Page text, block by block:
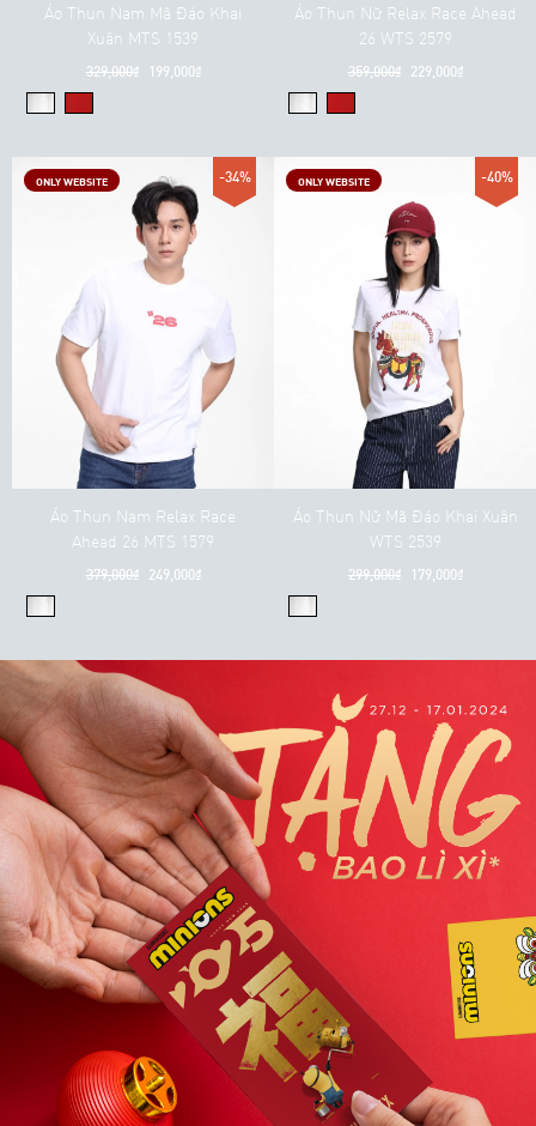
Áo Thun Nam Mã Đáo Khai
Xuân MTS 1539
329,000₫ 199,000₫
ONLY WEBSITE -34%
Áo Thun Nam Relax Race
Ahead 26 MTS 1579
379,000₫ 249,000₫
Áo Thun Nữ Relax Race Ahead
26 WTS 2579
359,000₫ 229,000₫
ONLY WEBSITE -40%
Áo Thun Nữ Mã Đáo Khai Xuân
WTS 2539
299,000₫ 179,000₫